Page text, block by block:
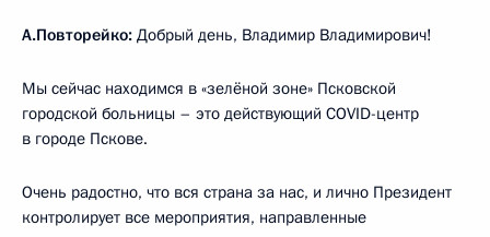
А.Повторейко: Добрый день, Владимир Владимирович!
Мы сейчас находимся в «зелёной зоне» Псковской
городской больницы – это действующий COVID-центр
в городе Пскове.
Очень радостно, что вся страна за нас, и лично Президент
контролирует все мероприятия, направленные